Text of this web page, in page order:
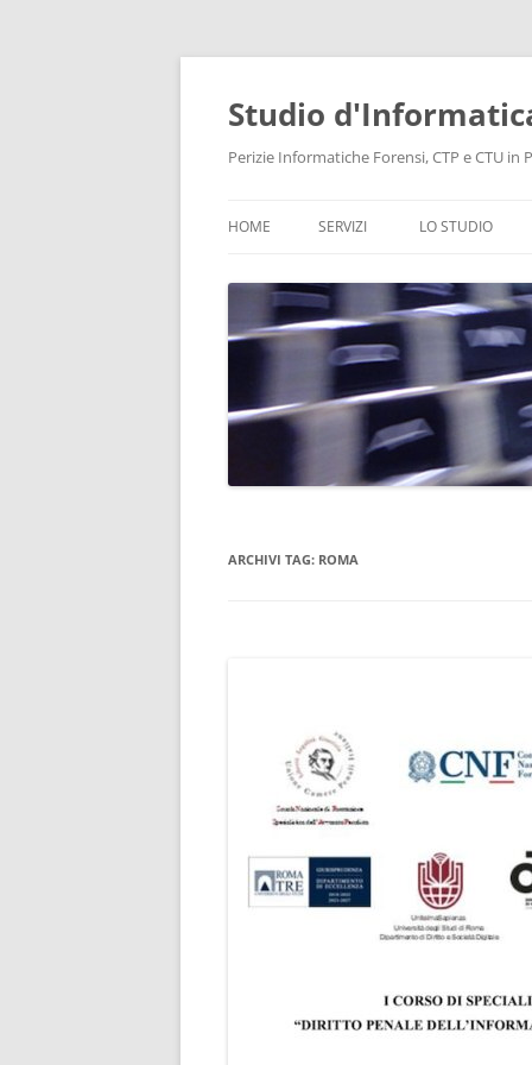
Vai
contenuto
Studio
Perizie Informatiche Forensi, CTP e CTU in
HOME SERVIZI
CONSULENZA INFORMATICA
PROTEZIONE DATI E PRIVACY
RECUPERO DATI
CONSULENTE INFORMATICO
LO STUDIO
ARCHIVI TAG: ROMA